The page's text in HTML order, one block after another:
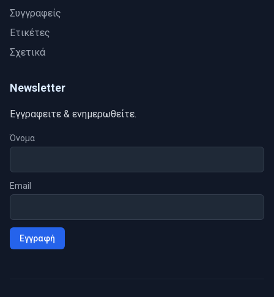
Συγγραφείς
Ετικέτες
Σχετικά
Newsletter
Eγγραφειτε & ενημερωθείτε.
Όνομα
Email
Εγγραφή